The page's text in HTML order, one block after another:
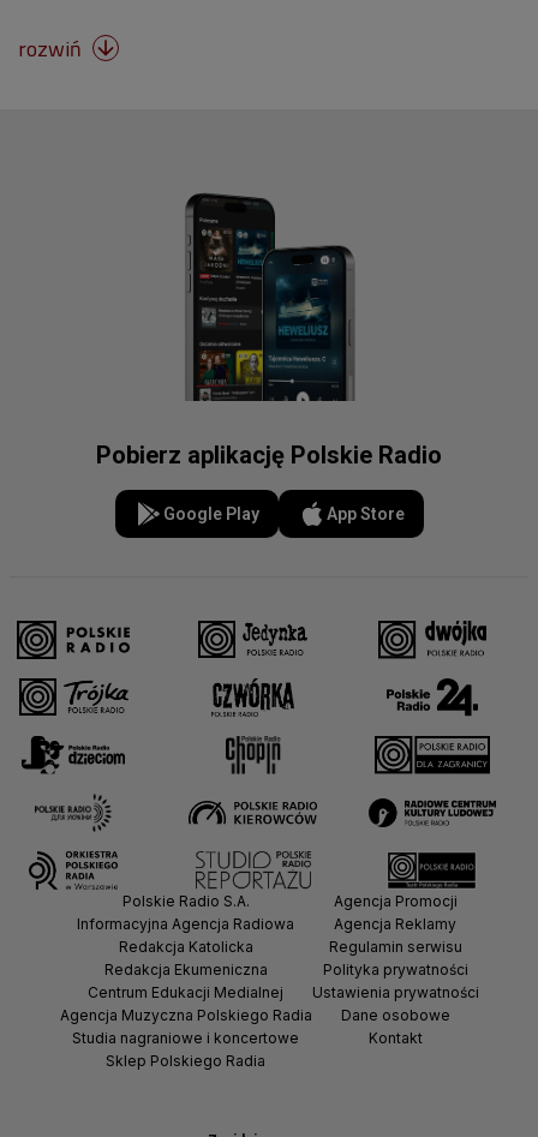
rozwiń 
Pobierz aplikację Polskie Radio
Google Play App Store
Polskie Radio S.A.
Informacyjna Agencja Radiowa
Redakcja Katolicka
Redakcja Ekumeniczna
Centrum Edukacji Medialnej
Agencja Muzyczna Polskiego Radia
Studia nagraniowe i koncertowe
Sklep Polskiego Radia
Agencja Promocji
Agencja Reklamy
Regulamin serwisu
Polityka prywatności
Ustawienia prywatności
Dane osobowe
Kontakt